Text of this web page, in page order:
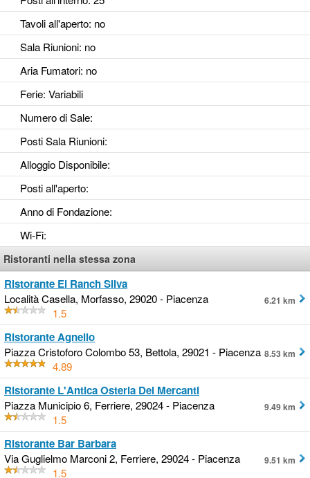
Tavoli all'aperto: no
Sala Riunioni: no
Aria Fumatori: no
Ferie: Variabili
Numero di Sale:
Posti Sala Riunioni:
Alloggio Disponibile:
Posti all'aperto:
Anno di Fondazione:
Wi-Fi:
Ristoranti nella stessa zona
Ristorante El Ranch Silva
Località Casella, Morfasso, 29020 - Piacenza
1.5
6.21 km
Ristorante Agnello
Piazza Cristoforo Colombo 53, Bettola, 29021 - Piacenza
4.89
8.53 km
Ristorante L'Antica Osteria Dei Mercanti
Piazza Municipio 6, Ferriere, 29024 - Piacenza
1.5
9.49 km
Ristorante Bar Barbara
Via Guglielmo Marconi 2, Ferriere, 29024 - Piacenza
1.5
9.51 km